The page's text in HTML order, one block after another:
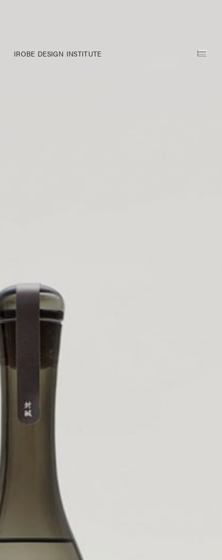
IROBE DESIGN INSTITUTE